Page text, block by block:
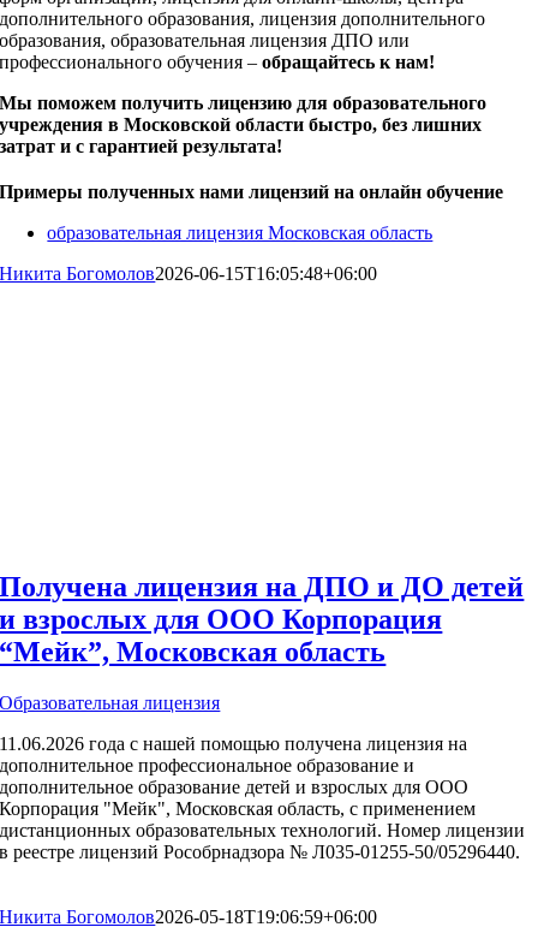
дополнительного образования, лицензия дополнительного
образования, образовательная лицензия ДПО или
профессионального обучения –обращайтесь к нам!
Мы поможем получить лицензию для образовательного
учреждения в Московской области быстро, без лишних
затрат и с гарантией результата!
Примеры полученных нами лицензий на онлайн обучение
образовательная лицензия Московская область
Никита Богомолов2026-06-15T16:05:48+06:00
Получена лицензия на ДПО и ДО детей
и взрослых для ООО Корпорация
“Мейк”, Московская область
Образовательная лицензия
11.06.2026 года с нашей помощью получена лицензия на
дополнительное профессиональное образование и
дополнительное образование детей и взрослых для ООО
Корпорация "Мейк", Московская область, с применением
дистанционных образовательных технологий. Номер лицензии
в реестре лицензий Рособрнадзора № Л035-01255-50/05296440.
Никита Богомолов2026-05-18T19:06:59+06:00